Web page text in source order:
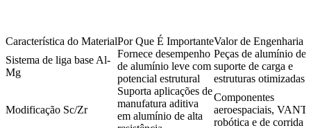
Característica do MaterialPor Que É ImportanteValor de Engenharia
Sistema de liga base Al-
Mg
Fornece desempenho
de alumínio leve com
potencial estrutural
Peças de alumínio de
suporte de carga e
estruturas otimizadas
Modificação Sc/Zr
Suporta aplicações de
manufatura aditiva
em alumínio de alta
Componentes
aeroespaciais,
robótica e de corrida